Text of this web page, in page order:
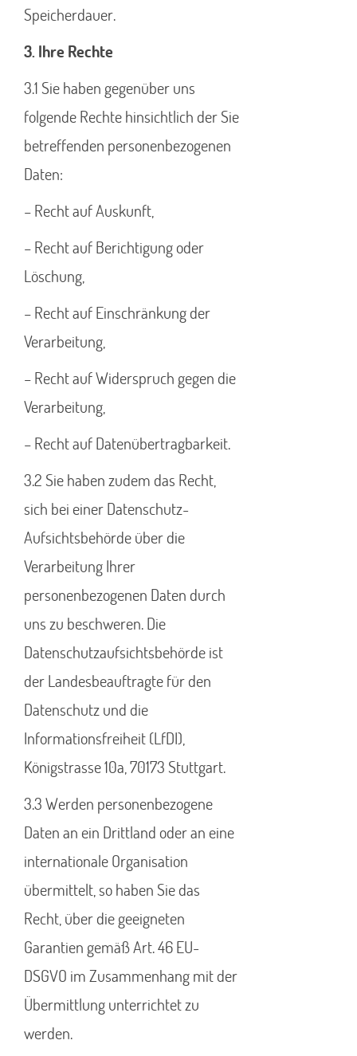
Speicherdauer.
3. Ihre Rechte
3.1 Sie haben gegenüber uns
folgende Rechte hinsichtlich der Sie
betreffenden personenbezogenen
Daten:
– Recht auf Auskunft,
– Recht auf Berichtigung oder
Löschung,
– Recht auf Einschränkung der
Verarbeitung,
– Recht auf Widerspruch gegen die
Verarbeitung,
– Recht auf Datenübertragbarkeit.
3.2 Sie haben zudem das Recht,
sich bei einer Datenschutz-
Aufsichtsbehörde über die
Verarbeitung Ihrer
personenbezogenen Daten durch
uns zu beschweren. Die
Datenschutzaufsichtsbehörde ist
der Landesbeauftragte für den
Datenschutz und die
Informationsfreiheit (LfDI),
Königstrasse 10a, 70173 Stuttgart.
3.3 Werden personenbezogene
Daten an ein Drittland oder an eine
internationale Organisation
übermittelt, so haben Sie das
Recht, über die geeigneten
Garantien gemäß Art. 46 EU-
DSGVO im Zusammenhang mit der
Übermittlung unterrichtet zu
werden.